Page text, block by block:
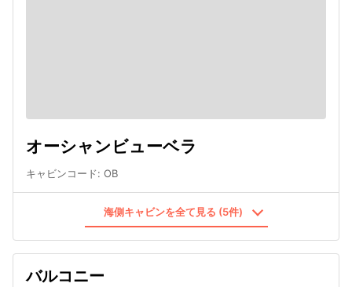
オーシャンビューベラ
キャビンコード: OB
海側キャビンを全て見る (5件)
バルコニー